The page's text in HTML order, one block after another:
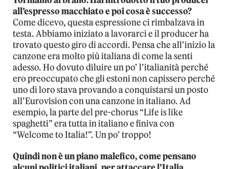
all’espresso macchiato e poi cosa è successo?
Come dicevo, questa espressione ci rimbalzava in
testa. Abbiamo iniziato a lavorarci e il producer ha
trovato questo giro di accordi. Pensa che all’inizio la
canzone era molto più italiana di come la senti
adesso. Ho dovuto diluire un po’ l’italianità perché
ero preoccupato che gli estoni non capissero perché
uno di loro stava provando a conquistarsi un posto
all’Eurovision con una canzone in italiano. Ad
esempio, la parte del pre-chorus “Life is like
spaghetti” era tutta in italiano e finiva con
“Welcome to Italia!”. Un po’ troppo!
Quindi non è un piano malefico, come pensano